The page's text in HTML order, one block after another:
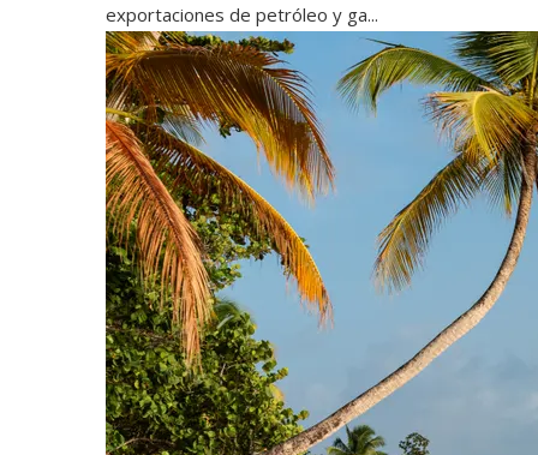
exportaciones de petróleo y ga...